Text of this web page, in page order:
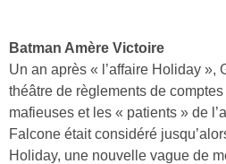
Batman Amère Victoire
Un an après « l’affaire Holiday »,
théâtre de règlements de
mafieuses et les « patients » de
Falcone était considéré
Holiday, une nouvelle vague de